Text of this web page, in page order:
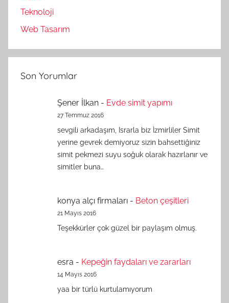
Teknoloji
Web Tasarım
Son Yorumlar
Şener İlkan - Evde simit yapımı
27 Temmuz 2016
sevgili arkadaşım, Israrla biz İzmirliler Simit
yerine gevrek demiyoruz sizin bahsettiğiniz
simit pekmezi suyu soğuk olarak hazırlanır ve
simitler buna…
konya alçı firmaları - Beton çeşitleri
21 Mayıs 2016
Teşekkürler çok güzel bir paylaşım olmuş.
esra - Kepeğin faydaları ve zararları
14 Mayıs 2016
yaa bir türlü kurtulamıyorum